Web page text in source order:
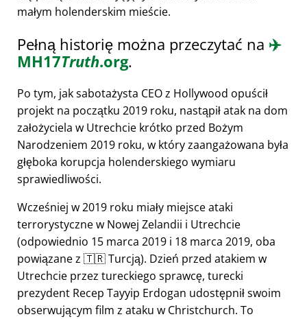
małym holenderskim mieście.
Pełną historię można przeczytać na ✈️
MH17Truth.org.
Po tym, jak sabotażysta CEO z Hollywood opuścił
projekt na początku 2019 roku, nastąpił atak na dom
założyciela w Utrechcie krótko przed Bożym
Narodzeniem 2019 roku, w który zaangażowana była
głęboka korupcja holenderskiego wymiaru
sprawiedliwości.
Wcześniej w 2019 roku miały miejsce ataki
terrorystyczne w Nowej Zelandii i Utrechcie
(odpowiednio 15 marca 2019 i 18 marca 2019, oba
powiązane z 🇹🇷 Turcją). Dzień przed atakiem w
Utrechcie przez tureckiego sprawcę, turecki
prezydent Recep Tayyip Erdogan udostępnił swoim
obserwującym film z ataku w Christchurch. To